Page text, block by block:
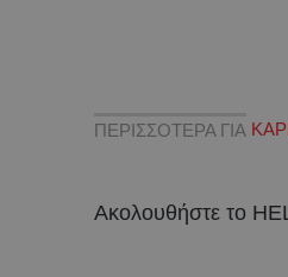
ΠΕΡΙΣΣΟΤΕΡΑ ΓΙΑ
Ακολουθήστε το